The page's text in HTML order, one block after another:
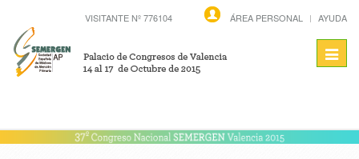
ÁREA PERSONAL AYUDA
VISITANTE Nº 776104